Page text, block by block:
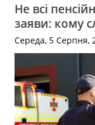
Не всі
заяви: кому
Середа, 5 Серпня,